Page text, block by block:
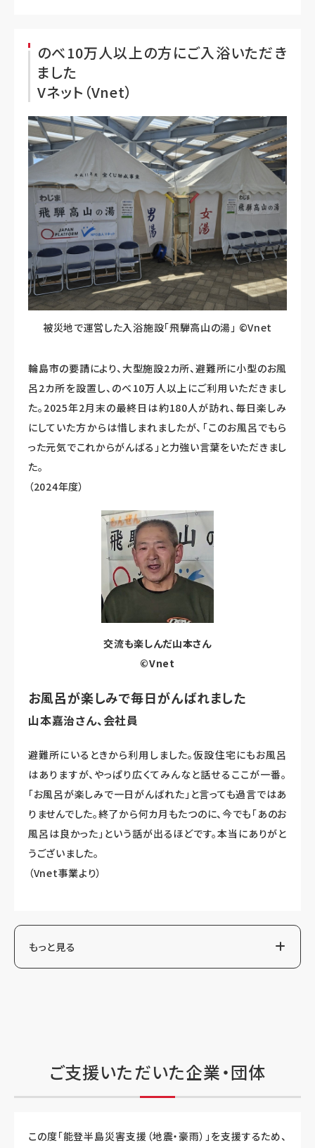
のべ10万人以上の方にご入浴いただき
ました
Vネット（Vnet）
被災地で運営した入浴施設「飛騨高山の湯」 ©Vnet
輪島市の要請により、大型施設2カ所、避難所に小型のお風
呂2カ所を設置し、のべ10万人以上にご利用いただきまし
た。2025年2月末の最終日は約180人が訪れ、毎日楽しみ
にしていた方からは惜しまれましたが、「このお風呂でもら
った元気でこれからがんばる」と力強い言葉をいただきまし
た。
（2024年度）
交流も楽しんだ山本さん
©Vnet
お風呂が楽しみで毎日がんばれました
山本嘉治さん、会社員
避難所にいるときから利用しました。仮設住宅にもお風呂
はありますが、やっぱり広くてみんなと話せるここが一番。
「お風呂が楽しみで一日がんばれた」と言っても過言ではあ
りませんでした。終了から何カ月もたつのに、今でも「あのお
風呂は良かった」という話が出るほどです。本当にありがと
うございました。
（Vnet事業より）
もっと見る
ご支援いただいた企業・団体
この度「能登半島災害支援（地震・豪雨）」を支援するため、